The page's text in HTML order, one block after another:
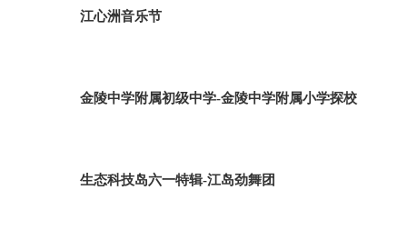
江心洲音乐节
金陵中学附属初级中学-金陵中学附属小学探校
生态科技岛六一特辑-江岛劲舞团